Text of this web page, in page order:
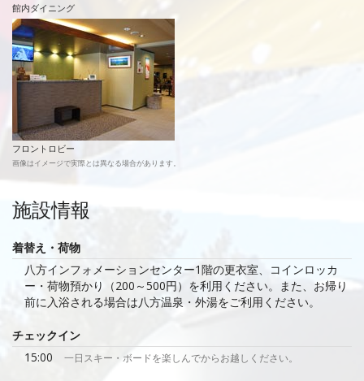
館内ダイニング
フロントロビー
画像はイメージで実際とは異なる場合があります。
施設情報
着替え・荷物
八方インフォメーションセンター1階の更衣室、コインロッカ
ー・荷物預かり（200～500円）を利用ください。また、お帰り
前に入浴される場合は八方温泉・外湯をご利用ください。
チェックイン
15:00 一日スキー・ボードを楽しんでからお越しください。